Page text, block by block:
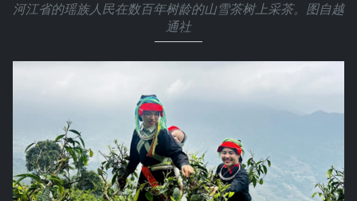
河江省的瑶族人民在数百年树龄的山雪茶树上采茶。图自越
通社